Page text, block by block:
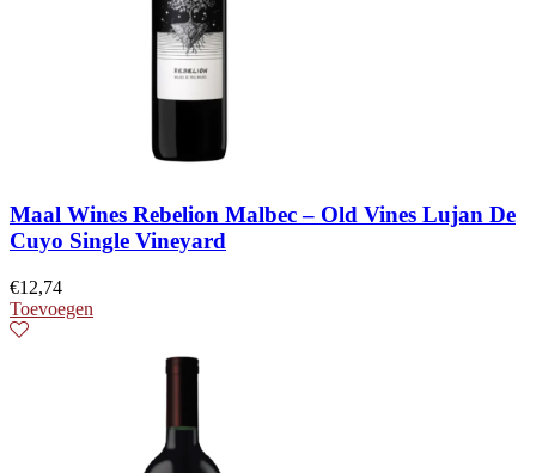
Maal Wines Rebelion Malbec – Old Vines Lujan De
Cuyo Single Vineyard
€12,74
Toevoegen